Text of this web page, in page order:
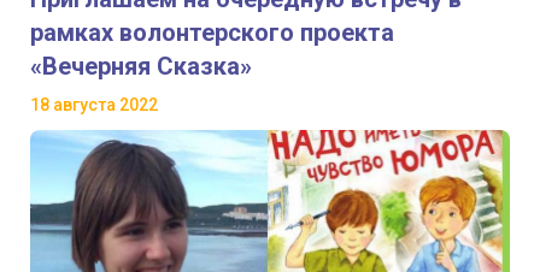
рамках волонтерского проекта
«Вечерняя Сказка»
18 августа 2022